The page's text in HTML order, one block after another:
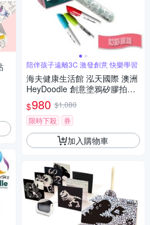
陪伴孩子遠離3C 激發創意 快樂學習
海夫健康生活館 泓天國際 澳洲
HeyDoodle 創意塗鴉矽膠拍拍
手環 幻彩童話123 雙包裝
$980 $1,080
限時下殺
券
加入購物車